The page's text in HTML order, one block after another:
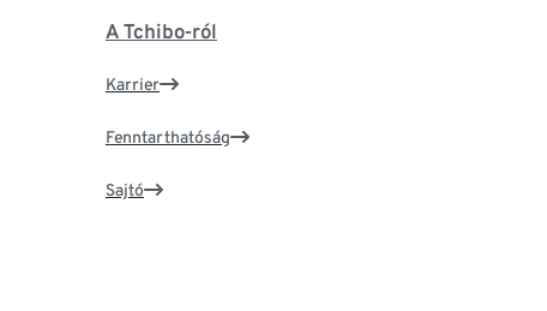
A Tchibo-ról
Karrier
Fenntarthatóság
Sajtó